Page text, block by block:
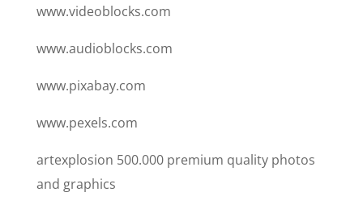
www.videoblocks.com
www.audioblocks.com
www.pixabay.com
www.pexels.com
artexplosion 500.000 premium quality photos
and graphics